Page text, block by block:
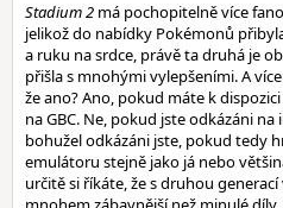
Stadium 2 má pochopitelně více
jelikož do nabídky Pokémonů
a ruku na srdce, právě ta druhá je
přišla s mnohými vylepšeními. A
že ano? Ano, pokud máte k
na GBC. Ne, pokud jste odkázáni
bohužel odkázáni jste, pokud tedy
emulátoru stejně jako já nebo
určitě si říkáte, že s druhou